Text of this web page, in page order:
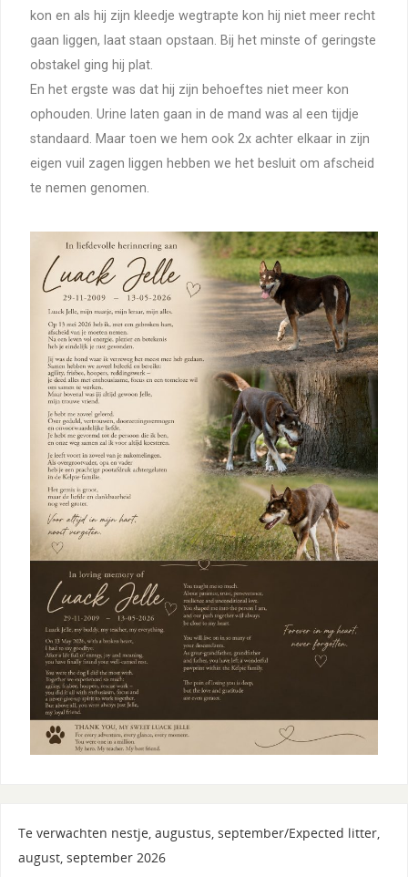
kon en als hij zijn kleedje wegtrapte kon hij niet meer recht
gaan liggen, laat staan opstaan. Bij het minste of geringste
obstakel ging hij plat.
En het ergste was dat hij zijn behoeftes niet meer kon
ophouden. Urine laten gaan in de mand was al een tijdje
standaard. Maar toen we hem ook 2x achter elkaar in zijn
eigen vuil zagen liggen hebben we het besluit om afscheid
te nemen genomen.
Te verwachten nestje, augustus, september/Expected litter,
august, september 2026